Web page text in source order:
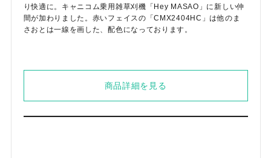
り快適に。キャニコム乗用雑草刈機「Hey MASAO」に新しい仲
間が加わりました。赤いフェイスの「CMX2404HC」は他のま
さおとは一線を画した、配色になっております。
商品詳細を見る